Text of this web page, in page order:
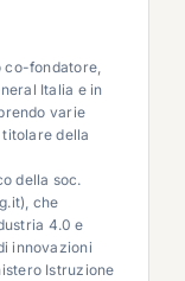
co-fondatore,
Italia e in
varie
della
della soc.
che
4.0 e
innovazioni
Istruzione